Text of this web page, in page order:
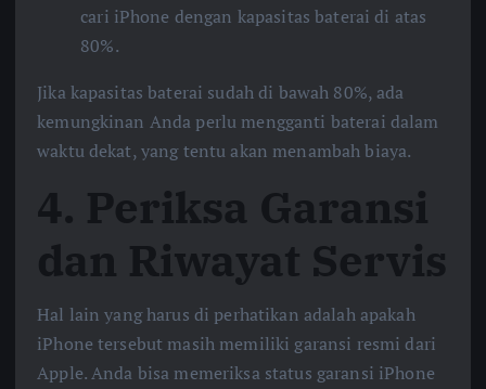
cari iPhone dengan kapasitas baterai di atas
80%.
Jika kapasitas baterai sudah di bawah 80%, ada
kemungkinan Anda perlu mengganti baterai dalam
waktu dekat, yang tentu akan menambah biaya.
4. Periksa Garansi
dan Riwayat Servis
Hal lain yang harus di perhatikan adalah apakah
iPhone tersebut masih memiliki garansi resmi dari
Apple. Anda bisa memeriksa status garansi iPhone